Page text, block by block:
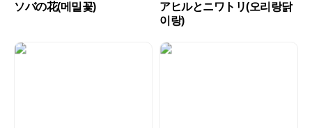
ソバの花(메밀꽃)
アヒルとニワトリ(오리랑닭
이랑)